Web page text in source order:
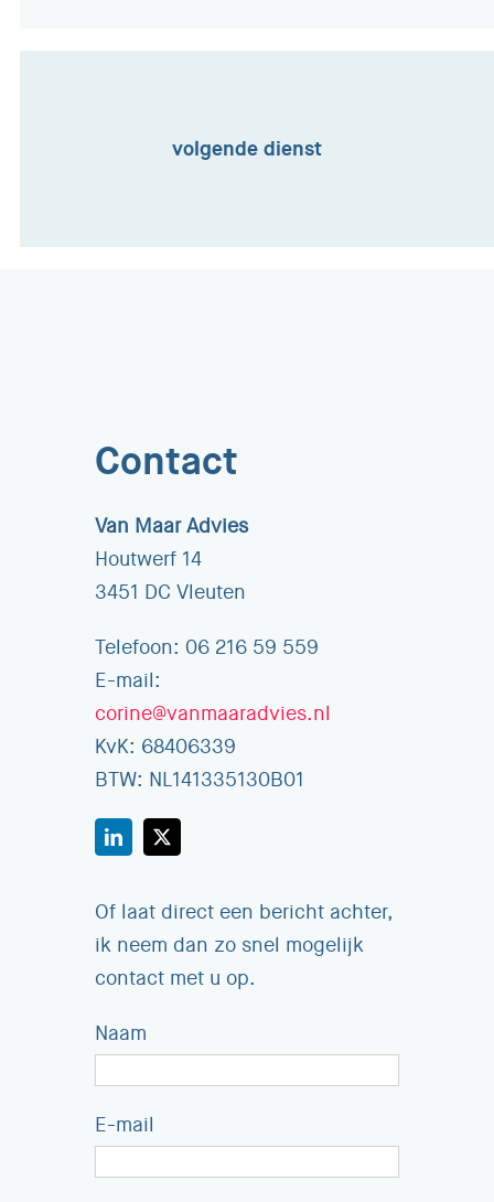
volgende dienst
Contact
Van Maar Advies
Houtwerf 14
3451 DC Vleuten
Telefoon: 06 216 59 559
E-mail:
corine@vanmaaradvies.nl
KvK: 68406339
BTW: NL141335130B01
Of laat direct een bericht achter,
ik neem dan zo snel mogelijk
contact met u op.
Naam
E-mail